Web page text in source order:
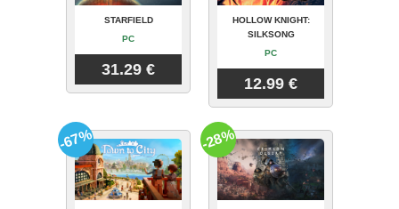
STARFIELD
PC
31.29 €
HOLLOW KNIGHT:
SILKSONG
PC
12.99 €
-67% -28%